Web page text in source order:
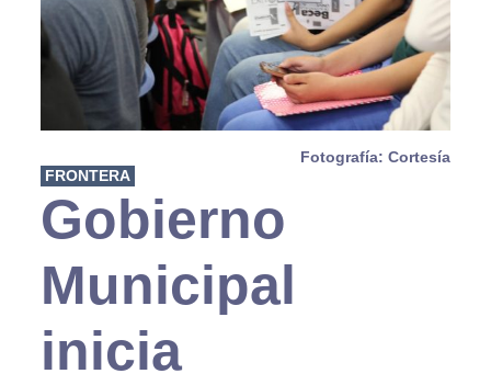
Fotografía: Cortesía
FRONTERA
Gobierno
Municipal
inicia